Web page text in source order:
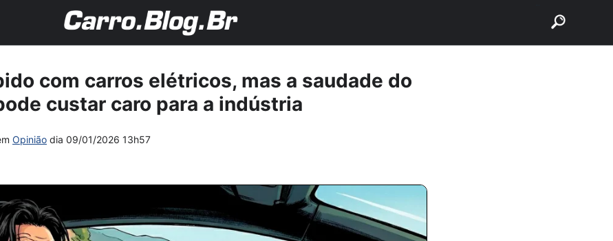
com carros elétricos, mas a saudade do
custar caro para a indústria
Opinião dia 09/01/2026 13h57